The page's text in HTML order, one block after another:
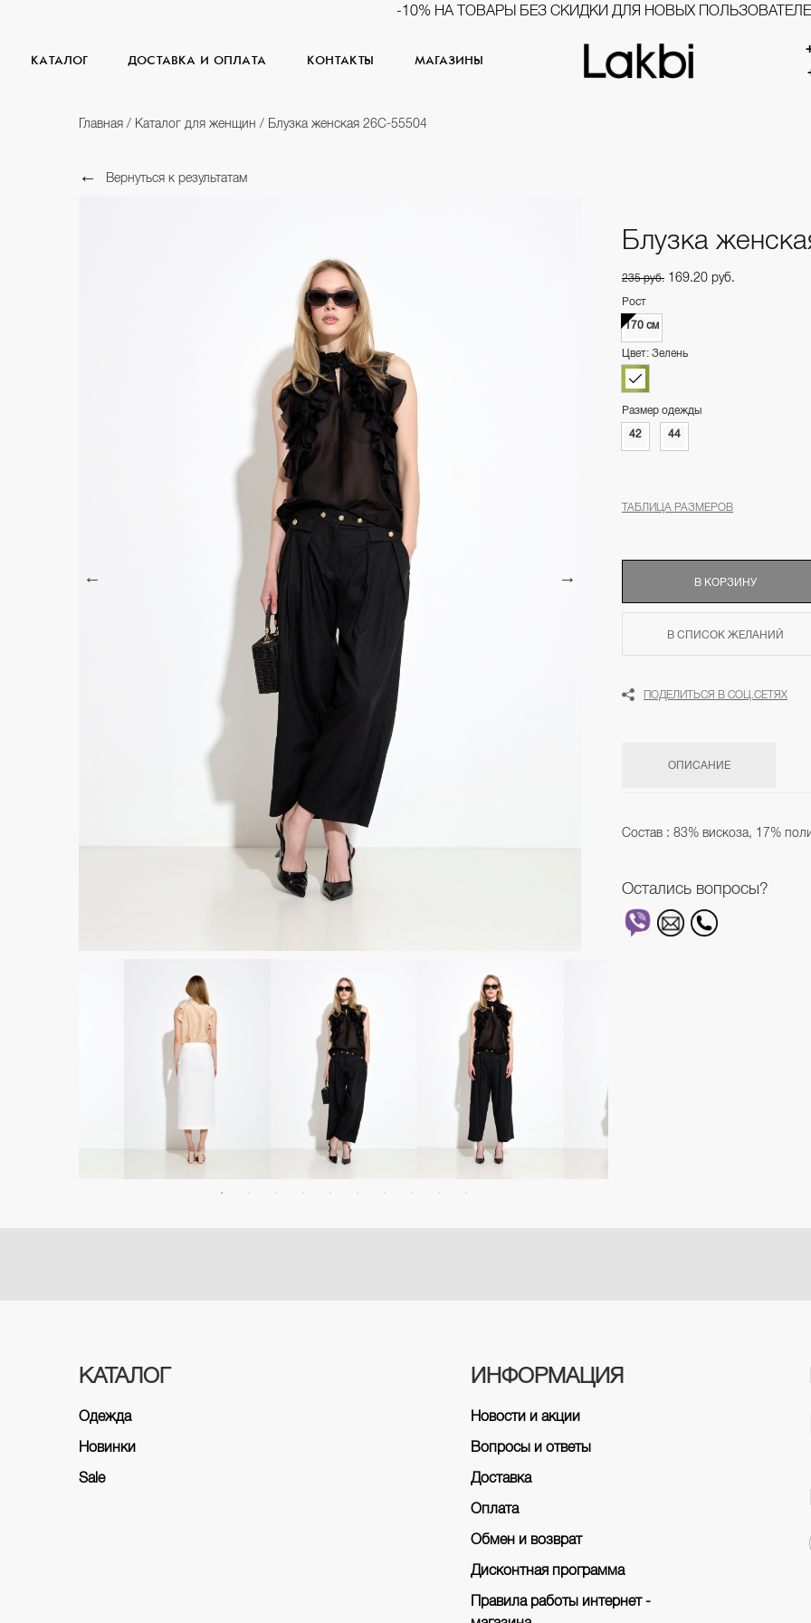
-10% НА ТОВАРЫ БЕЗ СКИДКИ ДЛЯ НОВЫХ
КАТАЛОГ ДОСТАВКА И ОПЛАТА КОНТАКТЫ МАГАЗИНЫ
Главная / Каталог для женщин / Блузка женская 26С-55504
Вернуться к результатам
Блузка
235 руб. 169.20 руб.
Рост
170 см
Цвет: Зелень
Размер одежды
42
44
ТАБЛИЦА РАЗМЕРОВ
В КОРЗИНУ
В СПИСОК ЖЕЛАНИЙ
ПОДЕЛИТЬСЯ В СОЦ.СЕТЯХ
ОПИСАНИЕ
Cостав : 83% вискоза, 17%
Остались вопросы?
КАТАЛОГ
Одежда
Новинки
Sale
ИНФОРМАЦИЯ
Новости и акции
Вопросы и ответы
Доставка
Оплата
Обмен и возврат
Дисконтная программа
Правила работы интернет -